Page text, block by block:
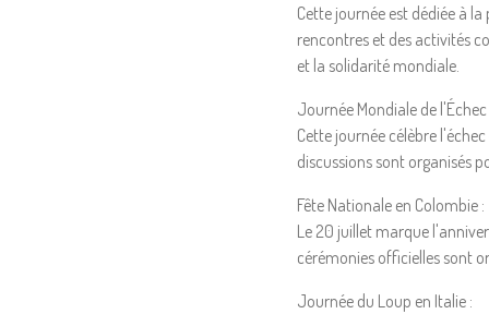
Cette journée est dédiée à
rencontres et des activités
et la solidarité mondiale.
Journée Mondiale de l'Échec
Cette journée célèbre
discussions sont organisés
Fête Nationale en Colombie :
Le 20 juillet marque
cérémonies officielles sont
Journée du Loup en Italie :